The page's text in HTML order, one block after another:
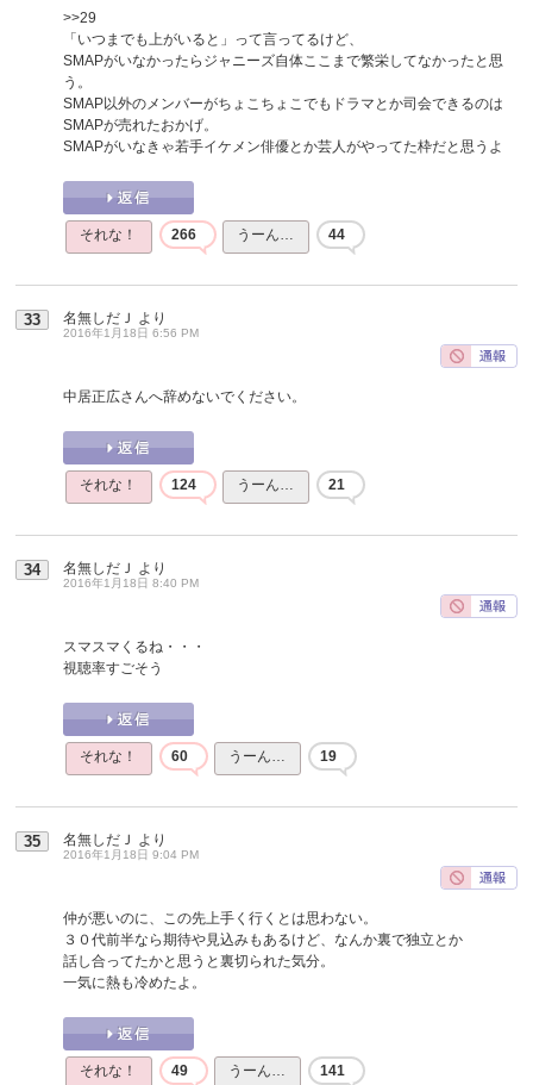
>>29
「いつまでも上がいると」って言ってるけど、
SMAPがいなかったらジャニーズ自体ここまで繁栄してなかったと思
う。
SMAP以外のメンバーがちょこちょこでもドラマとか司会できるのは
SMAPが売れたおかげ。
SMAPがいなきゃ若手イケメン俳優とか芸人がやってた枠だと思うよ
それな！ 266 うーん… 44
33 名無しだＪ より
2016年1月18日 6:56 PM
中居正広さんへ辞めないでください。
それな！ 124 うーん… 21
34 名無しだＪ より
2016年1月18日 8:40 PM
スマスマくるね・・・
視聴率すごそう
それな！ 60 うーん… 19
35 名無しだＪ より
2016年1月18日 9:04 PM
仲が悪いのに、この先上手く行くとは思わない。
３０代前半なら期待や見込みもあるけど、なんか裏で独立とか
話し合ってたかと思うと裏切られた気分。
一気に熱も冷めたよ。
それな！ 49 うーん… 141